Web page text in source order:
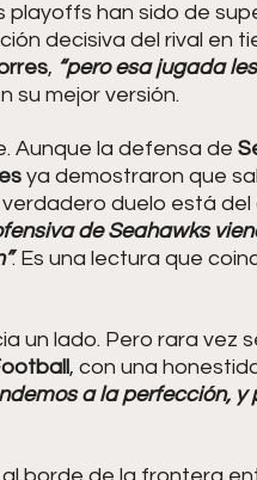
playoffs han sido de
decisiva del rival en
, “pero esa jugada
su mejor versión.
Aunque la defensa de
ya demostraron que
verdadero duelo está del
de Seahawks
. Es una lectura que
un lado. Pero rara vez
, con una
a la perfección, y